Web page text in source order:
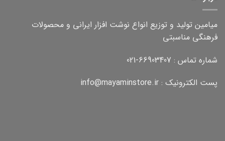
میامین تولید و توزیع انواع نوشت افزار ایرانی و محصولات
فرهنگی مناسبتی
شماره تماس : 66903407-021
پست الکترونیک : info@mayaminstore.ir